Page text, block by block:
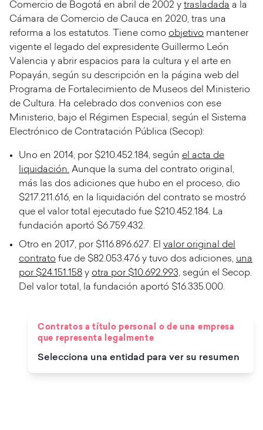
Comercio de Bogotá en abril de 2002 y trasladada a la
Cámara de Comercio de Cauca en 2020, tras una
reforma a los estatutos. Tiene como objetivo mantener
vigente el legado del expresidente Guillermo León
Valencia y abrir espacios para la cultura y el arte en
Popayán, según su descripción en la página web del
Programa de Fortalecimiento de Museos del Ministerio
de Cultura. Ha celebrado dos convenios con ese
Ministerio, bajo el Régimen Especial, según el Sistema
Electrónico de Contratación Pública (Secop):
Uno en 2014, por $210.452.184, según el acta de
liquidación. Aunque la suma del contrato original,
más las dos adiciones que hubo en el proceso, dio
$217.211.616, en la liquidación del contrato se mostró
que el valor total ejecutado fue $210.452.184. La
fundación aportó $6.759.432.
Otro en 2017, por $116.896.627. El valor original del
contrato fue de $82.053.476 y tuvo dos adiciones, una
por $24.151.158 y otra por $10.692.993, según el Secop.
Del valor total, la fundación aportó $16.335.000.
Contratos a título personal o de una empresa
que representa legalmente
Selecciona una entidad para ver su resumen